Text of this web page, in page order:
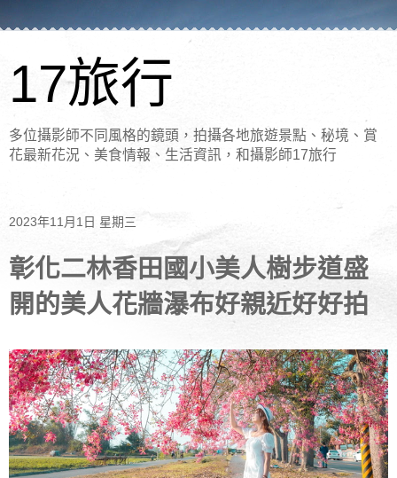
17旅行
多位攝影師不同風格的鏡頭，拍攝各地旅遊景點、秘境、賞
花最新花況、美食情報、生活資訊，和攝影師17旅行
2023年11月1日 星期三
彰化二林香田國小美人樹步道盛
開的美人花牆瀑布好親近好好拍